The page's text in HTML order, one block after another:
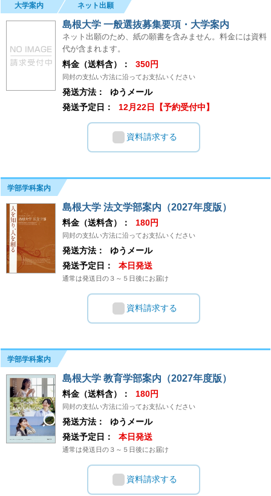
大学案内 ネット出願
島根大学 一般選抜募集要項・大学案内
ネット出願のため、紙の願書を含みません。料金には資料
代が含まれます。
料金（送料含）： 350円
同封の支払い方法に沿ってお支払いください
発送方法：
ゆうメール
発送予定日：
12月22日【予約受付中】
資料請求する
学部学科案内
島根大学 法文学部案内（2027年度版）
料金（送料含）： 180円
同封の支払い方法に沿ってお支払いください
発送方法：
ゆうメール
発送予定日：
本日発送
通常は発送日の３～５日後にお届け
資料請求する
学部学科案内
島根大学 教育学部案内（2027年度版）
料金（送料含）： 180円
同封の支払い方法に沿ってお支払いください
発送方法：
ゆうメール
発送予定日：
本日発送
通常は発送日の３～５日後にお届け
資料請求する